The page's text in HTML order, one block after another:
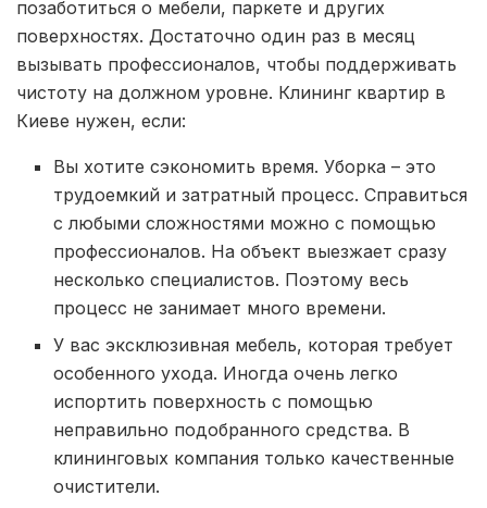
позаботиться о мебели, паркете и других
поверхностях. Достаточно один раз в месяц
вызывать профессионалов, чтобы поддерживать
чистоту на должном уровне. Клининг квартир в
Киеве нужен, если:
Вы хотите сэкономить время. Уборка – это
трудоемкий и затратный процесс. Справиться
с любыми сложностями можно с помощью
профессионалов. На объект выезжает сразу
несколько специалистов. Поэтому весь
процесс не занимает много времени.
У вас эксклюзивная мебель, которая требует
особенного ухода. Иногда очень легко
испортить поверхность с помощью
неправильно подобранного средства. В
клининговых компания только качественные
очистители.